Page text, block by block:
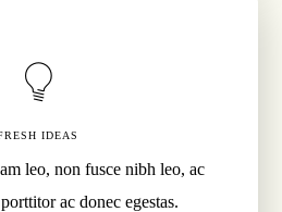
IDEAS
leo, non fusce nibh leo, ac
ac donec egestas.